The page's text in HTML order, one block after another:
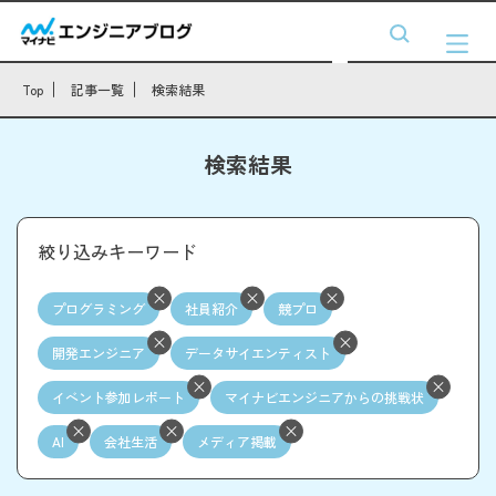
Top 記事一覧 検索結果
検索結果
絞り込みキーワード
プログラミング 社員紹介 競プロ
開発エンジニア データサイエンティスト
イベント参加レポート マイナビエンジニアからの挑戦状
AI 会社生活 メディア掲載